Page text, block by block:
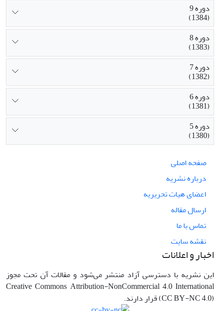
دوره 9
(1384)
دوره 8
(1383)
دوره 7
(1382)
دوره 6
(1381)
دوره 5
(1380)
صفحه اصلی
درباره نشریه
اعضای هیات تحریریه
ارسال مقاله
تماس با ما
نقشه سایت
اخبار و اعلانات
این نشریه با دسترسی آزاد منتشر می‌شود و مقالات آن تحت مجوز
Creative Commons Attribution-NonCommercial 4.0 International
(CC BY-NC 4.0) قرار دارند.